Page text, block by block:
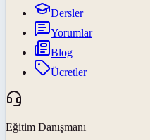
Dersler
Yorumlar
Blog
Ücretler
Eğitim Danışmanı